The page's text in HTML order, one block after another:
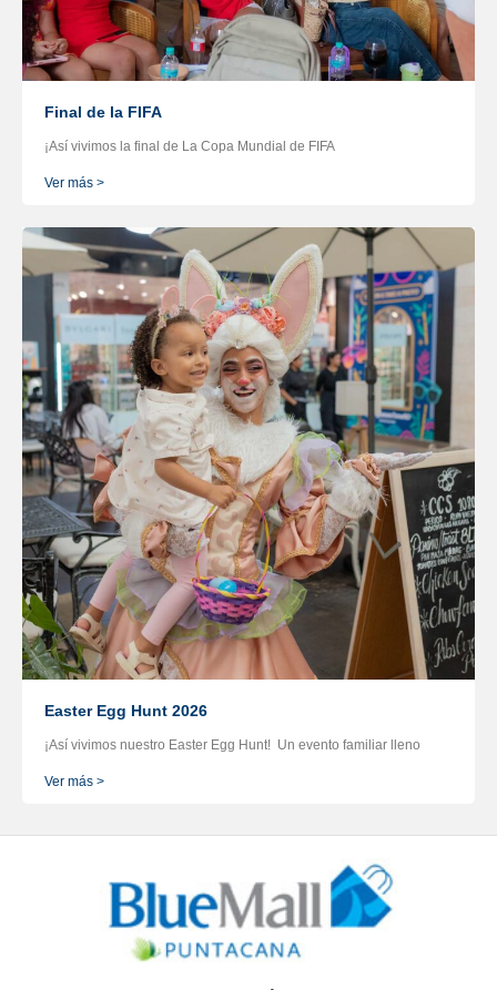
Final de la FIFA
¡Así vivimos la final de La Copa Mundial de FIFA
Ver más >
Easter Egg Hunt 2026
¡Así vivimos nuestro Easter Egg Hunt! Un evento familiar lleno
Ver más >